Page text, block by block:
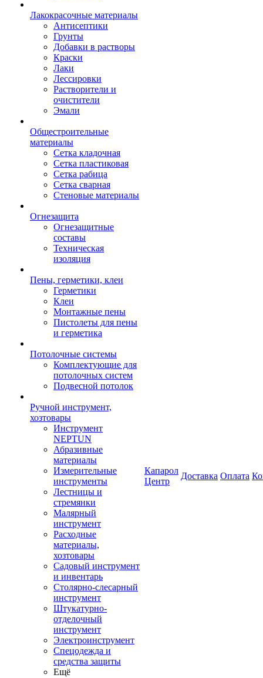
Лакокрасочные материалы
Антисептики
Грунты
Добавки в растворы
Краски
Лаки
Лессировки
Растворители и
очистители
Эмали
Общестроительные
материалы
Сетка кладочная
Сетка пластиковая
Сетка рабица
Сетка сварная
Стеновые материалы
Огнезащита
Огнезащитные
составы
Техническая
изоляция
Пены, герметики, клеи
Герметики
Клеи
Монтажные пены
Пистолеты для пены
и герметика
Потолочные системы
Комплектующие для
потолочных систем
Подвесной потолок
Ручной инструмент,
хозтовары
Инструмент
NEPTUN
Абразивные
материалы
Измерительные
инструменты
Лестницы и
стремянки
Малярный
инструмент
Расходные
материалы,
хозтовары
Садовый инструмент
и инвентарь
Столярно-слесарный
инструмент
Штукатурно-
отделочный
инструмент
Электроинструмент
Спецодежда и
средства защиты
Ещё
Капарол
Центр
Доставка Оплата